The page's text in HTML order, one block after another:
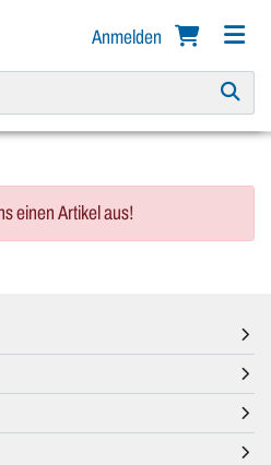
Anmelden
einen Artikel aus!